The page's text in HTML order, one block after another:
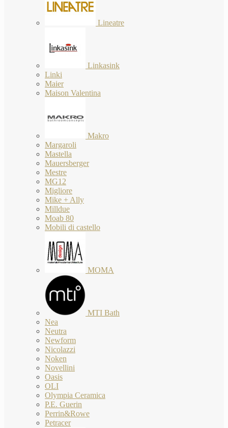
Lineatre
Linkasink
Linki
Maier
Maison Valentina
Makro
Margaroli
Mastella
Mauersberger
Mestre
MG12
Migliore
Mike + Ally
Milldue
Moab 80
Mobili di castello
MOMA
MTI Bath
Nea
Neutra
Newform
Nicolazzi
Noken
Novellini
Oasis
OLI
Olympia Ceramica
P.E. Guerin
Perrin&Rowe
Petracer